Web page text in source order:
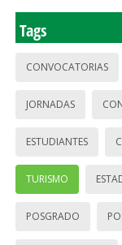
Tags
CONVOCATORIAS
JORNADAS
ESTUDIANTES
TURISMO
POSGRADO